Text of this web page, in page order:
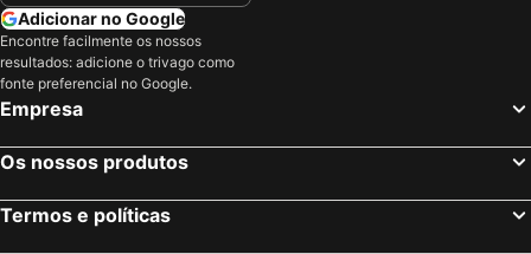
Berna, Berna Hotéis
Saint-Louis, Alsácia Hotéis
Grindelwald, Berna Hotéis
Lausanne, Vaud Hotéis
St. Moritz, Grisões Hotéis
Adicionar no Google
Encontre facilmente os nossos
resultados: adicione o trivago como
fonte preferencial no Google.
Empresa
Os nossos produtos
Termos e políticas